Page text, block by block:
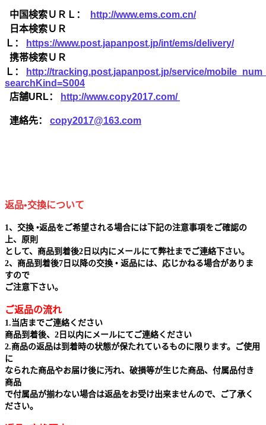
中国検索ＵＲＬ：
http://www.ems.com.cn/
日本検索ＵＲ
Ｌ：
https://www.post.japanpost.jp/int/ems/delivery/
携帯検索ＵＲ
Ｌ：
http://tracking.post.japanpost.jp/service/
searchKind=S004
店舗URL：
http://www.copy2017.com/
連絡先： copy2017@163.com
返品•交換について
1、交換 •返品をご希望される場合には下記の注意事項をご確認の
上、原則
として、商品到着後2日以内にメールにて弊社までご連絡下さい。
2、商品到着後7日以降の交換 • 返品には、応じかねる場合がありま
すので
ご注意下さい。
ご返品の流れ
1.当店までご連絡ください
商品到着後、2日以内にメールにてご連絡ください
2.商品の返品は到着時の状態が保たれているものに限ります。ご使用
に
なられた商品やお届け後に汚れ、破損等が生じた商品、付属品付き
商品
で付属品が揃わない場合は返品をお受け出来ませんので、ご了承く
ださい。